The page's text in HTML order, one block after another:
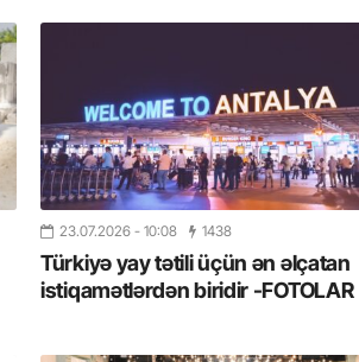
23.07.2026 - 10:08 1438
Türkiyə yay tətili üçün ən əlçatan
istiqamətlərdən biridir -FOTOLAR